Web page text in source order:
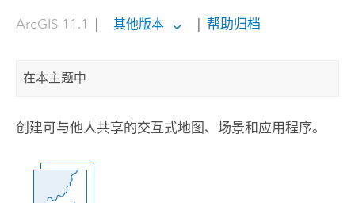
ArcGIS 11.1 其他版本 帮助归档
在本主题中
创建可与他人共享的交互式地图、场景和应用程序。